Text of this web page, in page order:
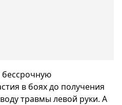
в боях до получения
травмы левой руки. А